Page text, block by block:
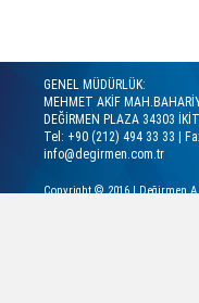
GENEL MÜDÜRLÜK:
MEHMET AKİF
DEĞİRMEN PLAZA 34303
Tel: +90 (212) 494 33 33 |
info@degirmen.com.tr
Copyright © 2016 |Değirmen